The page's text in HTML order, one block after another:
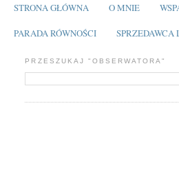
STRONA GŁÓWNA O MNIE
PARADA RÓWNOŚCI SPRZEDAWCA
PRZESZUKAJ "OBSERWATORA"